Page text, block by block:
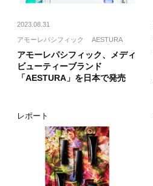
2023.08.31
アモーレパシフィック AESTURA
アモーレパシフィック、メディ
ビューティーブランド
「AESTURA」を日本で発売
レポート